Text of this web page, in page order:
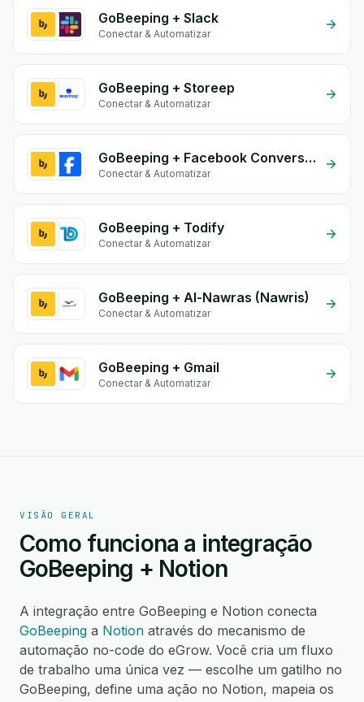
GoBeeping + Slack
Conectar & Automatizar
GoBeeping + Storeep
Conectar & Automatizar
GoBeeping + Facebook Conversion API (CAPI)
Conectar & Automatizar
GoBeeping + Todify
Conectar & Automatizar
GoBeeping + Al-Nawras (Nawris)
Conectar & Automatizar
GoBeeping + Gmail
Conectar & Automatizar
VISÃO GERAL
Como funciona a integração
GoBeeping + Notion
A integração entre GoBeeping e Notion conecta
GoBeeping a Notion através do mecanismo de
automação no-code do eGrow. Você cria um fluxo
de trabalho uma única vez — escolhe um gatilho no
GoBeeping, define uma ação no Notion, mapeia os